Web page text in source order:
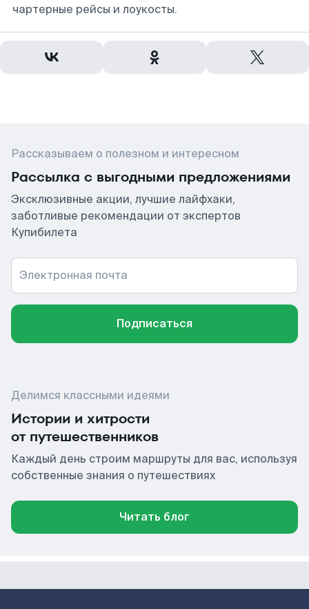
чартерные рейсы и лоукосты.
Рассказываем о полезном и интересном
Рассылка с выгодными предложениями
Эксклюзивные акции, лучшие лайфхаки,
заботливые рекомендации от экспертов
Купибилета
Электронная почта
Подписаться
Делимся классными идеями
Истории и хитрости
от путешественников
Каждый день строим маршруты для вас, используя
собственные знания о путешествиях
Читать блог